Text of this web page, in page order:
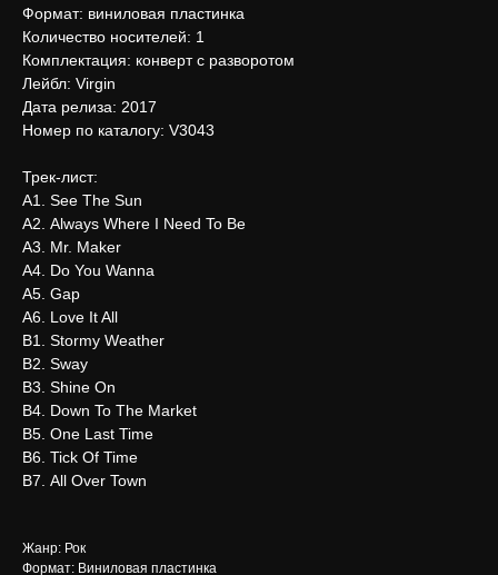
Формат: виниловая пластинка
Количество носителей: 1
Комплектация: конверт с разворотом
Лейбл: Virgin
Дата релиза: 2017
Номер по каталогу: V3043
Трек-лист:
А1. See The Sun
А2. Always Where I Need To Be
А3. Mr. Maker
А4. Do You Wanna
А5. Gap
А6. Love It All
В1. Stormy Weather
В2. Sway
В3. Shine On
В4. Down To The Market
В5. One Last Time
В6. Tick Of Time
В7. All Over Town
Жанр: Рок
Формат: Виниловая пластинка